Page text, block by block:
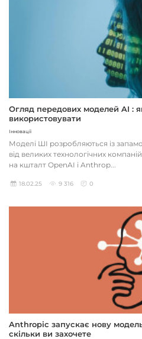
Огляд передових моделей AI :
використовувати
Інновації
Моделі ШІ розробляються із
від великих технологічних
на кшталт OpenAI і Anthrop...
18.02.25 9 316 0
Anthropic запускає нову
скільки ви захочете